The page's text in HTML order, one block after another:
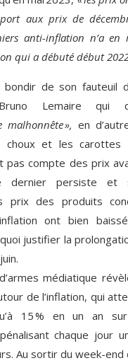
aux prix de
anti-inflation n’a en
qui a débuté début 2022
bondir de son fauteuil
Bruno Lemaire qui
malhonnête », en
choux et les carottes
pas compte des prix
dernier persiste et
prix des produits
ont bien
justifier la
médiatique
de l’inflation, qui
15 % en un an
chaque jour
Au sortir du week-end